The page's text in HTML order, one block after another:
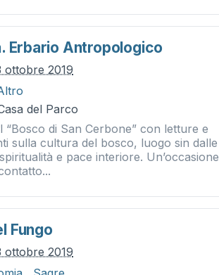
Erbario Antropologico
ottobre 2019
del Parco
“Bosco di San Cerbone” con letture e
sulla cultura del bosco, luogo sin dalle
e pace interiore. Un’occasione
Fungo
ottobre 2019